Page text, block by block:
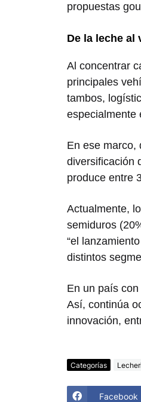
propuestas
De la leche al
Al concentrar
principales
tambos,
especialmente
En ese marco,
diversificación
produce entre
Actualmente,
semiduros
“el
distintos
En un país
Así, continúa
innovación,
Categorías
Facebook